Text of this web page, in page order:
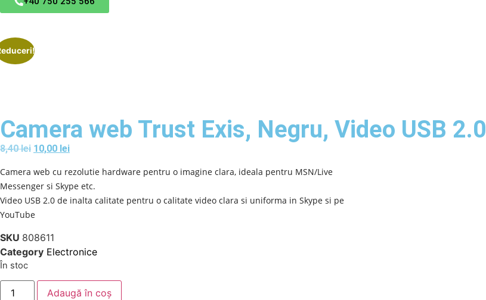
Camera web Trust Exis, Negru, Video USB 2.0
8,40lei 10,00 lei
Camera web cu rezolutie hardware pentru o imagine clara, ideala pentru MSN/Live
Messenger si Skype etc.
Video USB 2.0 de inalta calitate pentru o calitate video clara si uniforma in Skype si pe
YouTube
SKU 808611
Category Electronice
În stoc
Adaugă în coș